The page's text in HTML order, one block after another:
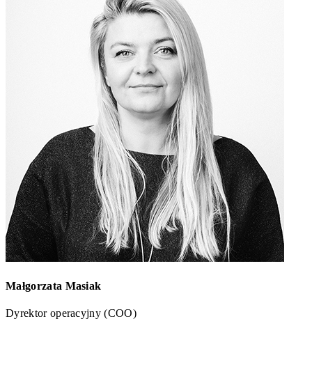
Małgorzata Masiak
Dyrektor operacyjny (COO)